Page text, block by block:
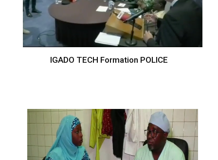
IGADO TECH Formation POLICE